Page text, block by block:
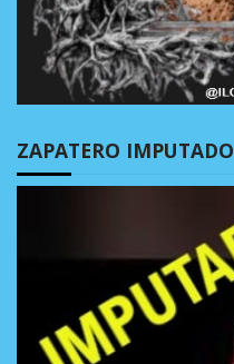
ZAPATERO IMPUTADO